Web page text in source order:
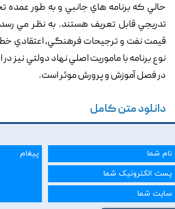
حالي که برنامه هاي جانبي و به طور
تدريجي قابل تعريف هستند. به نظر مي
قيمت نفت و ترجيحات فرهنگي, اعتقادي خط
نوع برنامه با ماموريت اصلي نهاد دولتي نيز در
در فصل آموزش و پرورش موثر است.
دانلود متن کامل